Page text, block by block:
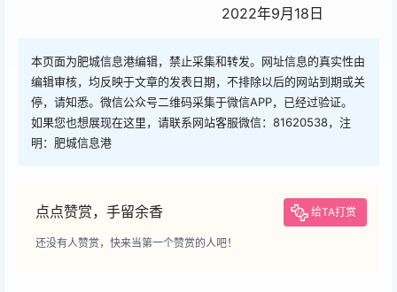
2022年9月18日
本页面为肥城信息港编辑，禁止采集和转发。网址信息的真实性由
编辑审核，均反映于文章的发表日期，不排除以后的网站到期或关
停，请知悉。微信公众号二维码采集于微信APP，已经过验证。
如果您也想展现在这里，请联系网站客服微信：81620538，注
明：肥城信息港
点点赞赏，手留余香 给TA打赏
还没有人赞赏，快来当第一个赞赏的人吧！